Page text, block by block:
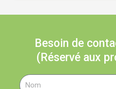
Besoin de
(Réservé aux